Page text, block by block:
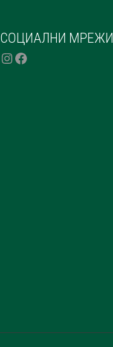
СОЦИАЛНИ МРЕЖИ
INSTAGRAM
FACEBOOK